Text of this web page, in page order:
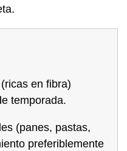
en fibra)
temporada.
(panes, pastas,
preferiblemente